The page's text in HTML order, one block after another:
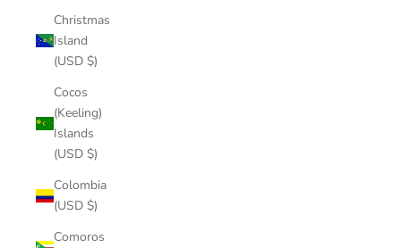
Christmas
Island
(USD $)
Cocos
(Keeling)
Islands
(USD $)
Colombia
(USD $)
Comoros